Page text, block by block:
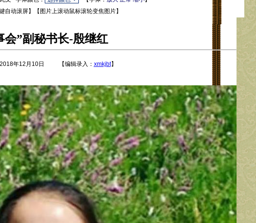
键自动滚屏】【图片上滚动鼠标滚轮变焦图片】
会”副秘书长-殷继红
2018年12月10日 【编辑录入： xmkjbt】